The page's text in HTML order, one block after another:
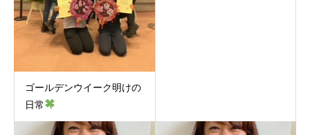
ゴールデンウイーク明けの
日常